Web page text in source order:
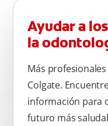
Ayudar a
la
Más
Colgate.
información para
futuro más